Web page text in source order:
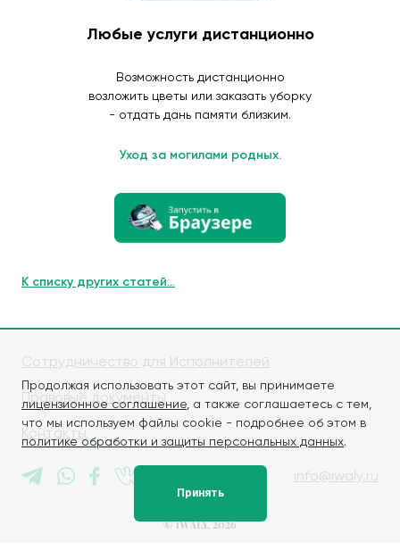
Продолжая использовать этот сайт, вы принимаете
лицензионное соглашение , а также соглашаетесь с тем,
что мы используем файлы cookie - подробнее об этом в
политике обработки и защиты персональных данных.
Принять
Любые услуги дистанционно
Возможность дистанционно
возложить цветы или заказать уборку
- отдать дань памяти близким.
Уход за могилами родных.
К списку других статей...
Сотрудничество для Исполнителей
Правовые документы
Контакты
info@iwaly.ru
© iWALY, 2026